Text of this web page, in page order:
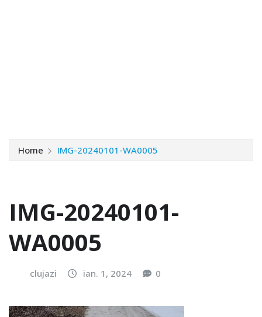
Home IMG-20240101-WA0005
IMG-20240101-
WA0005
clujazi ian. 1, 2024 0